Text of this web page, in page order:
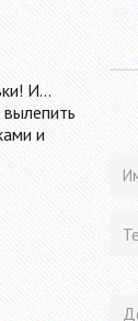
И…
вылепить
и